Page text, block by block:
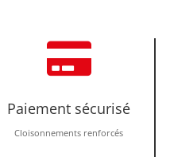

Paiement sécurisé
Cloisonnements renforcés